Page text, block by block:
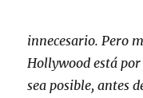
innecesario. Pero
Hollywood está
sea posible, antes